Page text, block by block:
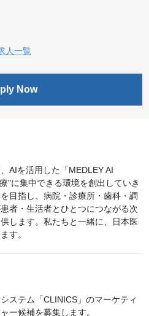
人一覧
Now
AIを活用した「MEDLEY AI
"に集中できる環境を創出していき
目指し、病院・診療所・歯科・調
者・生活者とひとつにつながる次
します。私たちと一緒に、日本医
す。
ステム「CLINICS」のマーケティ
ー候補を募集します。